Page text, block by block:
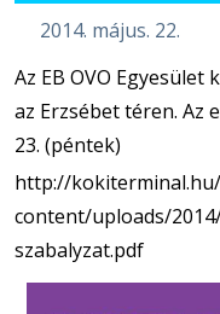
2014. május. 22.
Az EB OVO
az Erzsébet téren. Az
23. (péntek)
http://
content/uploads/
szabalyzat.pdf